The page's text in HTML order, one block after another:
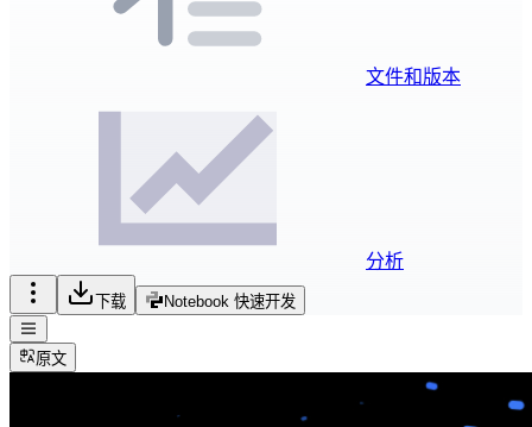
文件和版本
分析
下载 Notebook 快速开发
原文